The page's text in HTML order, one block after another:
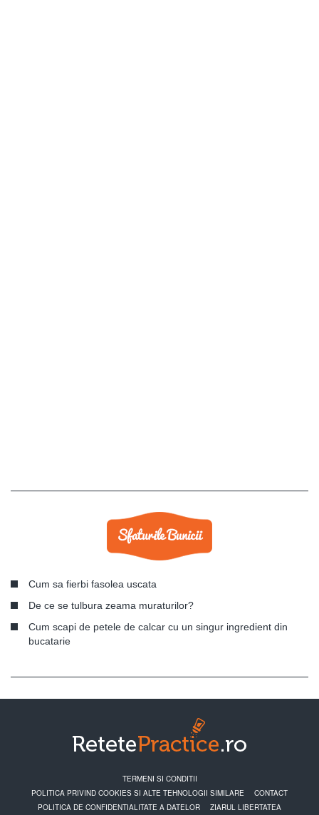
Cum sa fierbi fasolea uscata
De ce se tulbura zeama muraturilor?
Cum scapi de petele de calcar cu un singur ingredient din
bucatarie
TERMENI SI CONDITII
POLITICA PRIVIND COOKIES SI ALTE TEHNOLOGII SIMILARE
CONTACT
POLITICA DE CONFIDENTIALITATE A DATELOR
ZIARUL LIBERTATEA